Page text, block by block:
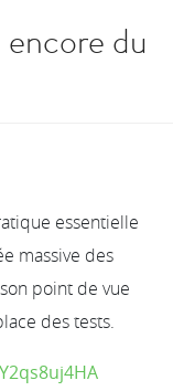
du
essentielle
massive des
point de vue
des tests.